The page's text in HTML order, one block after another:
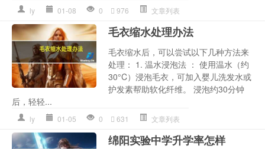
ly 01-08 0 976 文章列表
毛衣缩水处理办法
毛衣缩水后，可以尝试以下几种方法来
处理： 1. 温水浸泡法 ： 使用温水（约
30°C）浸泡毛衣，可加入婴儿洗发水或
护发素帮助软化纤维。 浸泡约30分钟
后，轻轻...
ly 01-05 0 631 文章列表
绵阳实验中学升学率怎样